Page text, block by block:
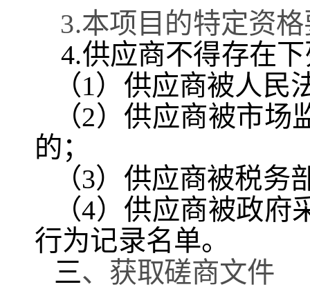
3.本项目的特定资
4.供应商不得存在
（1）供应商被人民
（2）供应商被市场
的；
（3）供应商被税务
（4）供应商被政府
行为记录名单。
三、获取磋商文件